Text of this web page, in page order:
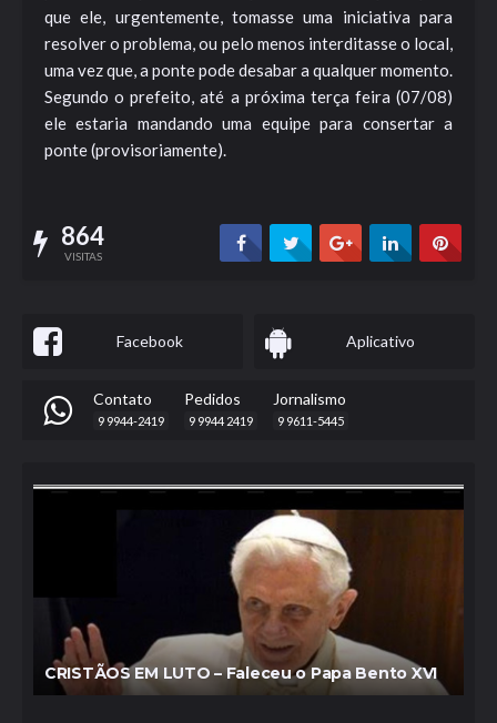
que ele, urgentemente, tomasse uma iniciativa para
resolver o problema, ou pelo menos interditasse o local,
uma vez que, a ponte pode desabar a qualquer momento.
Segundo o prefeito, até a próxima terça feira (07/08)
ele estaria mandando uma equipe para consertar a
ponte (provisoriamente).
864
VISITAS
Facebook Aplicativo
Contato
9 9944-2419
Pedidos
9 9944 2419
Jornalismo
9 9611-5445
CRISTÃOS EM LUTO – Faleceu o Papa Bento XVI